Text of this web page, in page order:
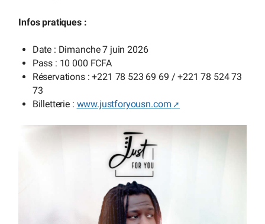
Infos pratiques :
Date : Dimanche 7 juin 2026
Pass : 10 000 FCFA
Réservations : +221 78 523 69 69 / +221 78 524 73
73
Billetterie : www.justforyousn.com